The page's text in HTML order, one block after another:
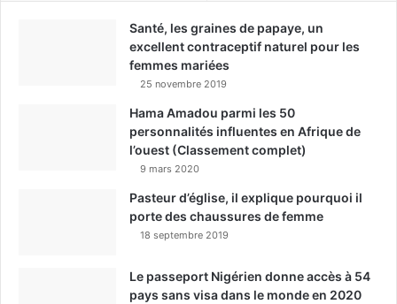
Santé, les graines de papaye, un
excellent contraceptif naturel pour les
femmes mariées
25 novembre 2019
Hama Amadou parmi les 50
personnalités influentes en Afrique de
l’ouest (Classement complet)
9 mars 2020
Pasteur d’église, il explique pourquoi il
porte des chaussures de femme
18 septembre 2019
Le passeport Nigérien donne accès à 54
pays sans visa dans le monde en 2020